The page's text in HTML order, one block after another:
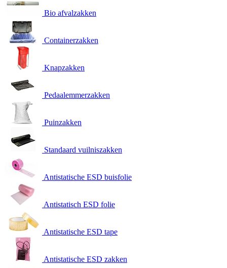
Bio afvalzakken
Containerzakken
Knapzakken
Pedaalemmerzakken
Puinzakken
Standaard vuilniszakken
Antistatische ESD buisfolie
Antistatisch ESD folie
Antistatische ESD tape
Antistatische ESD zakken